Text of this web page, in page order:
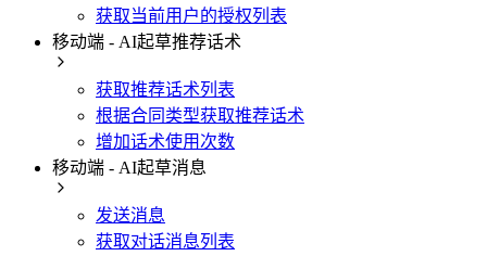
获取当前用户的授权列表
移动端 - AI起草推荐话术
获取推荐话术列表
根据合同类型获取推荐话术
增加话术使用次数
移动端 - AI起草消息
发送消息
获取对话消息列表